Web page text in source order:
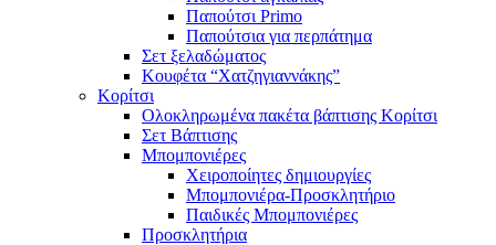
Παπούτσι Primo
Παπούτσια για περπάτημα
Σετ ξελαδώματος
Κουφέτα “Χατζηγιαννάκης”
Κορίτσι
Ολοκληρωμένα πακέτα βάπτισης Κορίτσι
Σετ Βάπτισης
Μπομπονιέρες
Χειροποίητες δημιουργίες
Μπομπονιέρα-Προσκλητήριο
Παιδικές Μπομπονιέρες
Προσκλητήρια